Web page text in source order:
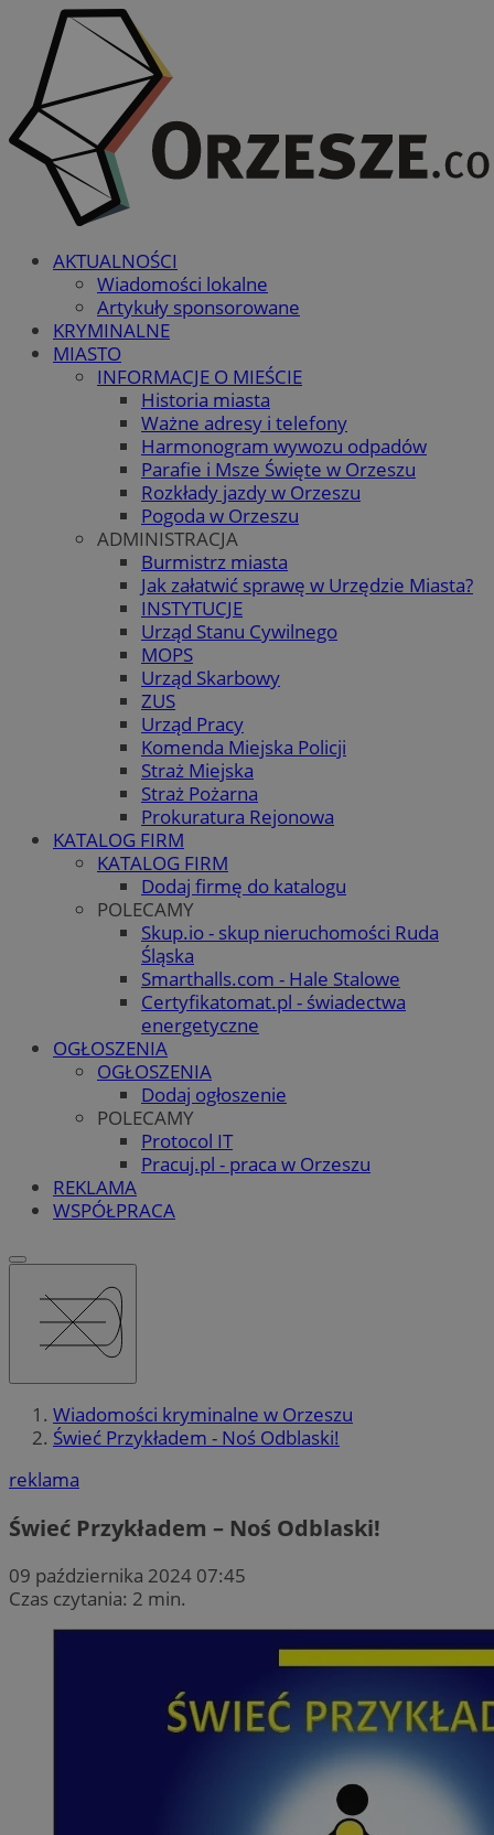
AKTUALNOŚCI
Wiadomości lokalne
Artykuły sponsorowane
KRYMINALNE
MIASTO
INFORMACJE O MIEŚCIE
Historia miasta
Ważne adresy i telefony
Harmonogram wywozu odpadów
Parafie i Msze Święte w Orzeszu
Rozkłady jazdy w Orzeszu
Pogoda w Orzeszu
ADMINISTRACJA
Burmistrz miasta
Jak załatwić sprawę w Urzędzie Miasta?
INSTYTUCJE
Urząd Stanu Cywilnego
MOPS
Urząd Skarbowy
ZUS
Urząd Pracy
Komenda Miejska Policji
Straż Miejska
Straż Pożarna
Prokuratura Rejonowa
KATALOG FIRM
KATALOG FIRM
Dodaj firmę do katalogu
POLECAMY
Skup.io - skup nieruchomości Ruda
Śląska
Smarthalls.com - Hale Stalowe
Certyfikatomat.pl - świadectwa
energetyczne
OGŁOSZENIA
OGŁOSZENIA
Dodaj ogłoszenie
POLECAMY
Protocol IT
Pracuj.pl - praca w Orzeszu
REKLAMA
WSPÓŁPRACA
Wiadomości kryminalne w Orzeszu
Świeć Przykładem - Noś Odblaski!
reklama
Świeć Przykładem – Noś Odblaski!
09 października 2024 07:45
Czas czytania: 2 min.